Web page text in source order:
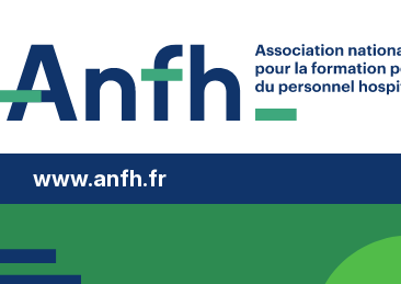
www.anfh.fr